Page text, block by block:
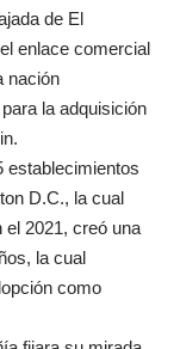
de El
enlace comercial
nación
la adquisición
establecimientos
D.C., la cual
2021, creó una
la cual
como